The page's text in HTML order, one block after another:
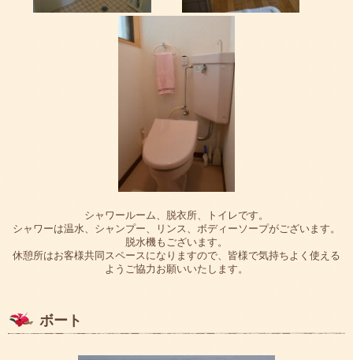
シャワールーム、脱衣所、トイレです。
シャワーは温水、シャンプー、リンス、ボディーソープがございます。
脱水機もございます。
休憩所はお客様共同スペースになりますので、皆様で気持ちよく使える
ようご協力お願いいたします。
ボート